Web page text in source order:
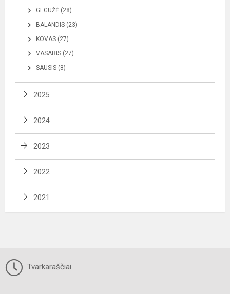
GEGUŽĖ (28)
BALANDIS (23)
KOVAS (27)
VASARIS (27)
SAUSIS (8)
2025
2024
2023
2022
2021
Tvarkaraščiai